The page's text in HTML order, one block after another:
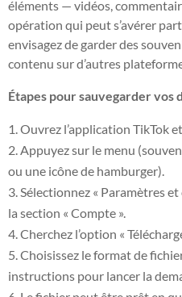
éléments — vidéos,
opération qui peut s’avérer
envisagez de garder des
contenu sur d’autres
Étapes pour sauvegarder vos
Ouvrez l’application TikTok
Appuyez sur le menu
ou une icône de hamburger).
Sélectionnez « Paramètres
la section « Compte ».
Cherchez l’option «
Choisissez le format de
instructions pour lancer la